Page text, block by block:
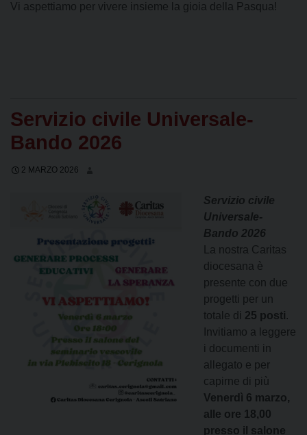
Vi aspettiamo per vivere insieme la gioia della Pasqua!
Servizio civile Universale-
Bando 2026
2 MARZO 2026
Servizio civile
Universale-
Bando 2026
La nostra Caritas
diocesana è
presente con due
progetti per un
totale di 25 posti.
Invitiamo a leggere
i documenti in
allegato e per
capirne di più
Venerdì 6 marzo,
alle ore 18,00
presso il salone